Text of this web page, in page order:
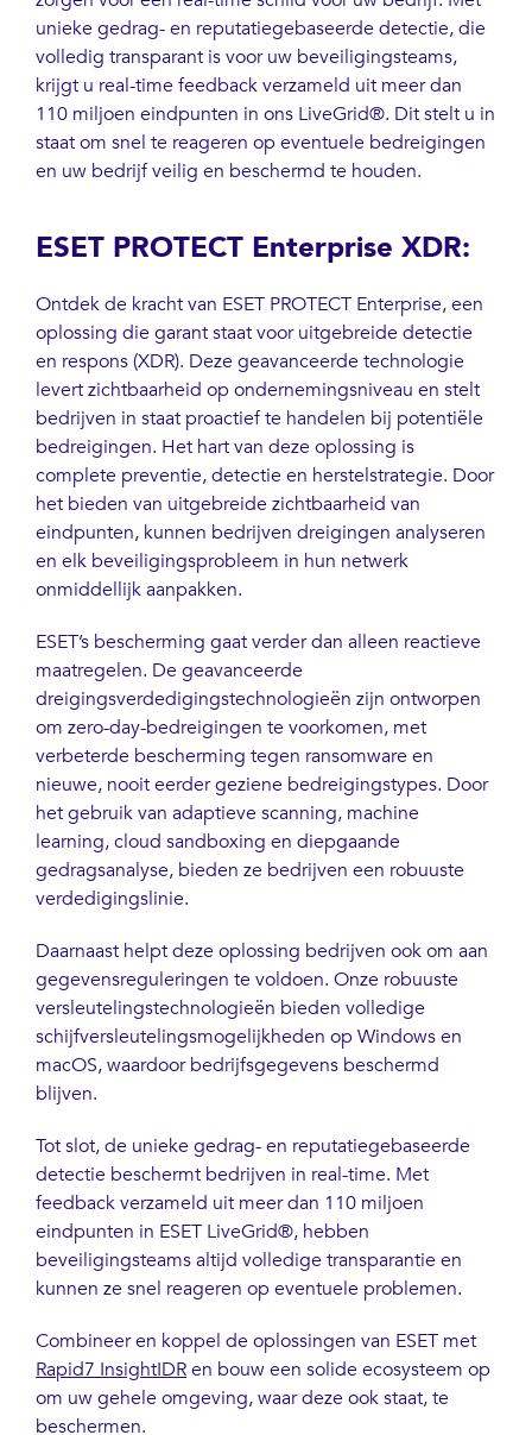
unieke gedrag- en reputatiegebaseerde detectie, die
volledig transparant is voor uw beveiligingsteams,
krijgt u real-time feedback verzameld uit meer dan
110 miljoen eindpunten in ons LiveGrid®. Dit stelt u in
staat om snel te reageren op eventuele bedreigingen
en uw bedrijf veilig en beschermd te houden.
ESET PROTECT Enterprise XDR:
Ontdek de kracht van ESET PROTECT Enterprise, een
oplossing die garant staat voor uitgebreide detectie
en respons (XDR). Deze geavanceerde technologie
levert zichtbaarheid op ondernemingsniveau en stelt
bedrijven in staat proactief te handelen bij potentiële
bedreigingen. Het hart van deze oplossing is
complete preventie, detectie en herstelstrategie. Door
het bieden van uitgebreide zichtbaarheid van
eindpunten, kunnen bedrijven dreigingen analyseren
en elk beveiligingsprobleem in hun netwerk
onmiddellijk aanpakken.
ESET’s bescherming gaat verder dan alleen reactieve
maatregelen. De geavanceerde
dreigingsverdedigingstechnologieën zijn ontworpen
om zero-day-bedreigingen te voorkomen, met
verbeterde bescherming tegen ransomware en
nieuwe, nooit eerder geziene bedreigingstypes. Door
het gebruik van adaptieve scanning, machine
learning, cloud sandboxing en diepgaande
gedragsanalyse, bieden ze bedrijven een robuuste
verdedigingslinie.
Daarnaast helpt deze oplossing bedrijven ook om aan
gegevensreguleringen te voldoen. Onze robuuste
versleutelingstechnologieën bieden volledige
schijfversleutelingsmogelijkheden op Windows en
macOS, waardoor bedrijfsgegevens beschermd
blijven.
Tot slot, de unieke gedrag- en reputatiegebaseerde
detectie beschermt bedrijven in real-time. Met
feedback verzameld uit meer dan 110 miljoen
eindpunten in ESET LiveGrid®, hebben
beveiligingsteams altijd volledige transparantie en
kunnen ze snel reageren op eventuele problemen.
Combineer en koppel de oplossingen van ESET met
Rapid7 InsightIDRen bouw een solide ecosysteem op
om uw gehele omgeving, waar deze ook staat, te
beschermen.